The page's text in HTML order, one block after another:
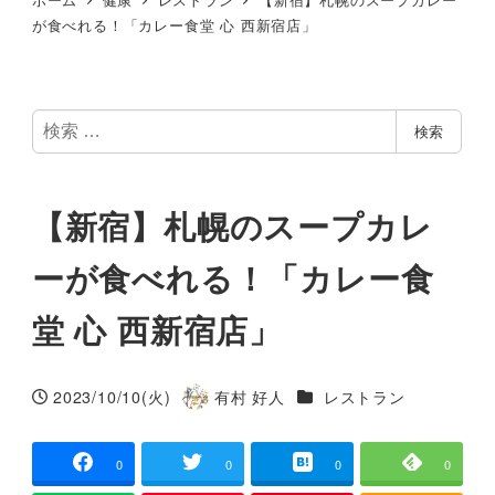
が食べれる！「カレー食堂 心 西新宿店」
検
索
検索
【新宿】札幌のスープカレ
ーが食べれる！「カレー食
堂 心 西新宿店」
投稿日
2023/10/10(火)
著
有村 好人 カテゴリー
レストラン
0 0 0 0